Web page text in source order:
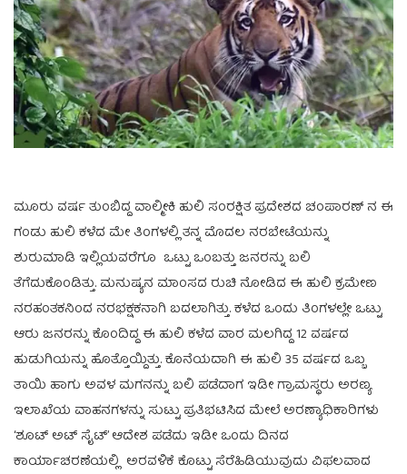
ಮೂರು ವರ್ಷ ತುಂಬಿದ್ದ ವಾಲ್ಮೀಕಿ ಹುಲಿ ಸಂರಕ್ಷಿತ ಪ್ರದೇಶದ ಚಂಪಾರಣ್ ನ ಈ
ಗಂಡು ಹುಲಿ ಕಳೆದ ಮೇ ತಿಂಗಳಲ್ಲಿ ತನ್ನ ಮೊದಲ ನರಬೇಟೆಯನ್ನು
ಶುರುಮಾಡಿ ಇಲ್ಲಿಯವರೆಗೂ ಒಟ್ಟು ಒಂಬತ್ತು ಜನರನ್ನು ಬಲಿ
ತೆಗೆದುಕೊಂಡಿತ್ತು. ಮನುಷ್ಯನ ಮಾಂಸದ ರುಚಿ ನೋಡಿದ ಈ ಹುಲಿ ಕ್ರಮೇಣ
ನರಹಂತಕನಿಂದ ನರಭಕ್ಷಕನಾಗಿ ಬದಲಾಗಿತ್ತು. ಕಳೆದ ಒಂದು ತಿಂಗಳಲ್ಲೇ ಒಟ್ಟು
ಆರು ಜನರನ್ನು ಕೊಂದಿದ್ದ ಈ ಹುಲಿ ಕಳೆದ ವಾರ ಮಲಗಿದ್ದ 12 ವರ್ಷದ
ಹುಡುಗಿಯನ್ನು ಹೊತ್ತೊಯ್ದಿತ್ತು. ಕೊನೆಯದಾಗಿ ಈ ಹುಲಿ 35 ವರ್ಷದ ಒಬ್ಬ
ತಾಯಿ ಹಾಗು ಅವಳ ಮಗನನ್ನು ಬಲಿ ಪಡೆದಾಗ ಇಡೀ ಗ್ರಾಮಸ್ಥರು ಅರಣ್ಯ
ಇಲಾಖೆಯ ವಾಹನಗಳನ್ನು ಸುಟ್ಟು ಪ್ರತಿಭಟಿಸಿದ ಮೇಲೆ ಅರಣ್ಯಾಧಿಕಾರಿಗಳು
‘ಶೂಟ್ ಅಟ್ ಸೈಟ್’ ಆದೇಶ ಪಡೆದು ಇಡೀ ಒಂದು ದಿನದ
ಕಾರ್ಯಾಚರಣೆಯಲ್ಲಿ ಅರವಳಿಕೆ ಕೊಟ್ಟು ಸೆರೆಹಿಡಿಯುವುದು ವಿಫಲವಾದ